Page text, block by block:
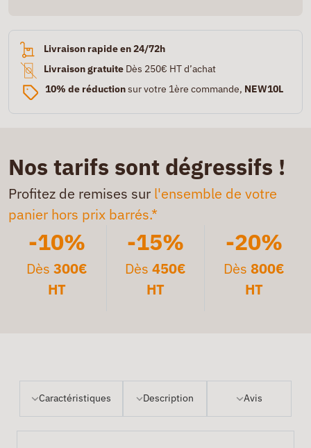
Livraison rapide en 24/72h
Livraison gratuite Dès 250€ HT d’achat
10% de réductionsur votre 1ère commande, NEW10L
Nos tarifs sont dégressifs !
Profitez de remises sur l'ensemble de votre
panier hors prix barrés.*
-10%
Dès300€
HT
-15%
Dès 450€
HT
-20%
Dès 800€
HT
Caractéristiques Description Avis